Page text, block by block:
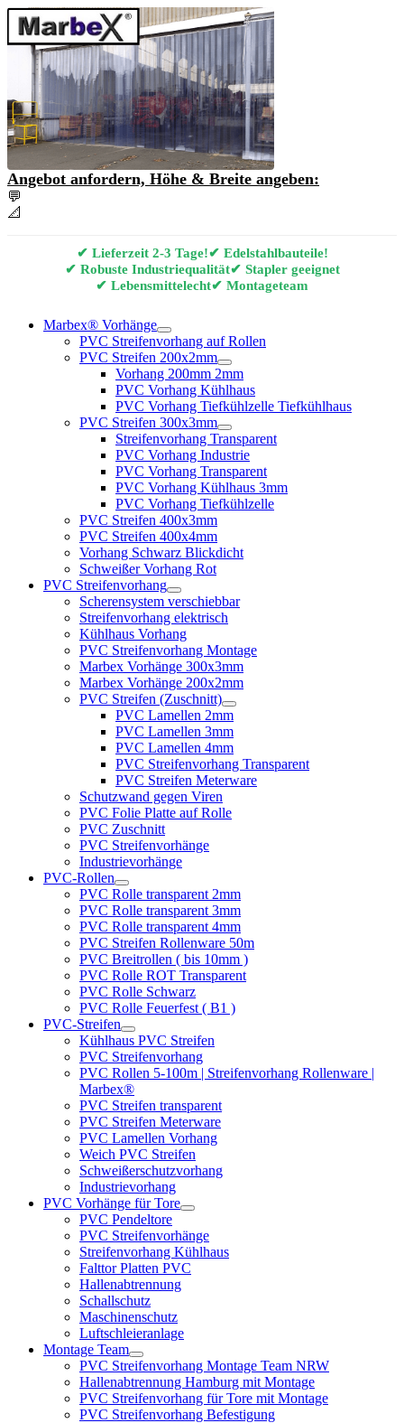
Angebot anfordern, Höhe & Breite angeben:
💬
📐
✔ Lieferzeit 2-3 Tage!✔ Edelstahlbauteile!
✔ Robuste Industriequalität✔ Stapler geeignet
✔ Lebensmittelecht✔ Montageteam
Marbex® Vorhänge
PVC Streifenvorhang auf Rollen
PVC Streifen 200x2mm
Vorhang 200mm 2mm
PVC Vorhang Kühlhaus
PVC Vorhang Tiefkühlzelle Tiefkühlhaus
PVC Streifen 300x3mm
Streifenvorhang Transparent
PVC Vorhang Industrie
PVC Vorhang Transparent
PVC Vorhang Kühlhaus 3mm
PVC Vorhang Tiefkühlzelle
PVC Streifen 400x3mm
PVC Streifen 400x4mm
Vorhang Schwarz Blickdicht
Schweißer Vorhang Rot
PVC Streifenvorhang
Scherensystem verschiebbar
Streifenvorhang elektrisch
Kühlhaus Vorhang
PVC Streifenvorhang Montage
Marbex Vorhänge 300x3mm
Marbex Vorhänge 200x2mm
PVC Streifen (Zuschnitt)
PVC Lamellen 2mm
PVC Lamellen 3mm
PVC Lamellen 4mm
PVC Streifenvorhang Transparent
PVC Streifen Meterware
Schutzwand gegen Viren
PVC Folie Platte auf Rolle
PVC Zuschnitt
PVC Streifenvorhänge
Industrievorhänge
PVC-Rollen
PVC Rolle transparent 2mm
PVC Rolle transparent 3mm
PVC Rolle transparent 4mm
PVC Streifen Rollenware 50m
PVC Breitrollen ( bis 10mm )
PVC Rolle ROT Transparent
PVC Rolle Schwarz
PVC Rolle Feuerfest ( B1 )
PVC-Streifen
Kühlhaus PVC Streifen
PVC Streifenvorhang
PVC Rollen 5-100m | Streifenvorhang Rollenware |
Marbex®
PVC Streifen transparent
PVC Streifen Meterware
PVC Lamellen Vorhang
Weich PVC Streifen
Schweißerschutzvorhang
Industrievorhang
PVC Vorhänge für Tore
PVC Pendeltore
PVC Streifenvorhänge
Streifenvorhang Kühlhaus
Falttor Platten PVC
Hallenabtrennung
Schallschutz
Maschinenschutz
Luftschleieranlage
Montage Team
PVC Streifenvorhang Montage Team NRW
Hallenabtrennung Hamburg mit Montage
PVC Streifenvorhang für Tore mit Montage
PVC Streifenvorhang Befestigung